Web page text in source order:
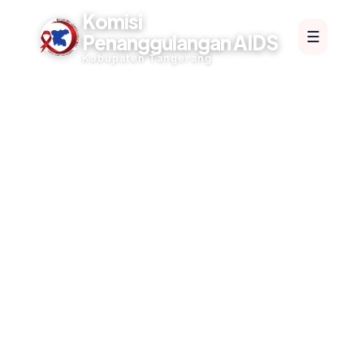
Komisi
Penanggulangan AIDS
Kabupaten Tangerang
☰